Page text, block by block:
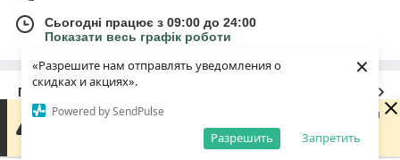
«Разрешите нам отправлять уведомления о
скидках и акциях».
Powered by SendPulse
Запретить
Разрешить
×
Сьогодні працює з 09:00 до 24:00
Показати весь графік роботи
Про нас
Контакти
Доброго дня 😊 Дякую, що написали нам! Зараз магазин
не працює, але ми обов'язково зв'яжемося з вами
найближчого робочого дня. Гарного дня!